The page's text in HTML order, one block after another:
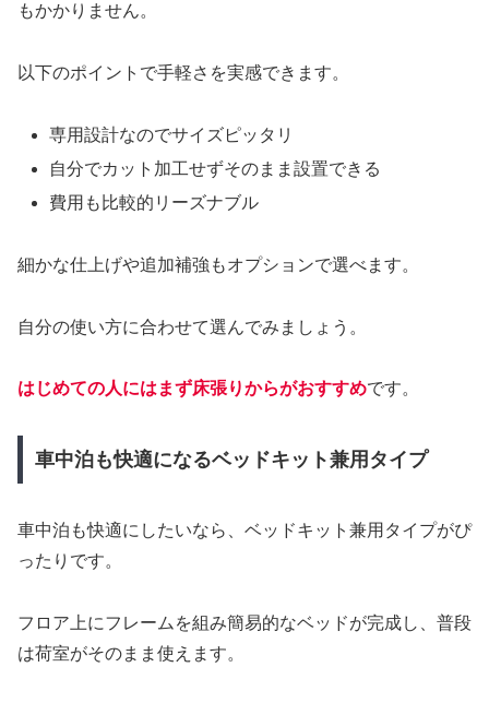
もかかりません。
以下のポイントで手軽さを実感できます。
専用設計なのでサイズピッタリ
自分でカット加工せずそのまま設置できる
費用も比較的リーズナブル
細かな仕上げや追加補強もオプションで選べます。
自分の使い方に合わせて選んでみましょう。
はじめての人にはまず床張りからがおすすめです。
車中泊も快適になるベッドキット兼用タイプ
車中泊も快適にしたいなら、ベッドキット兼用タイプがぴ
ったりです。
フロア上にフレームを組み簡易的なベッドが完成し、普段
は荷室がそのまま使えます。